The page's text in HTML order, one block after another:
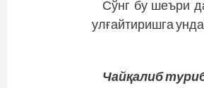
Сўнг бу шеъри
улғайтиришга
Чайқалиб